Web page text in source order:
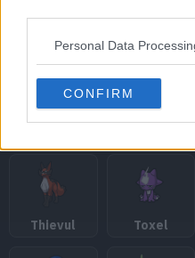
Personal Data
CONFIRM
Marshadow Zeraora
Thievul Toxel